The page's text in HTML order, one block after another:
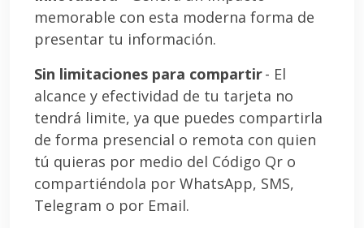
memorable con esta moderna forma de
presentar tu información.
Sin limitaciones para compartir- El
alcance y efectividad de tu tarjeta no
tendrá limite, ya que puedes compartirla
de forma presencial o remota con quien
tú quieras por medio del Código Qr o
compartiéndola por WhatsApp, SMS,
Telegram o por Email.